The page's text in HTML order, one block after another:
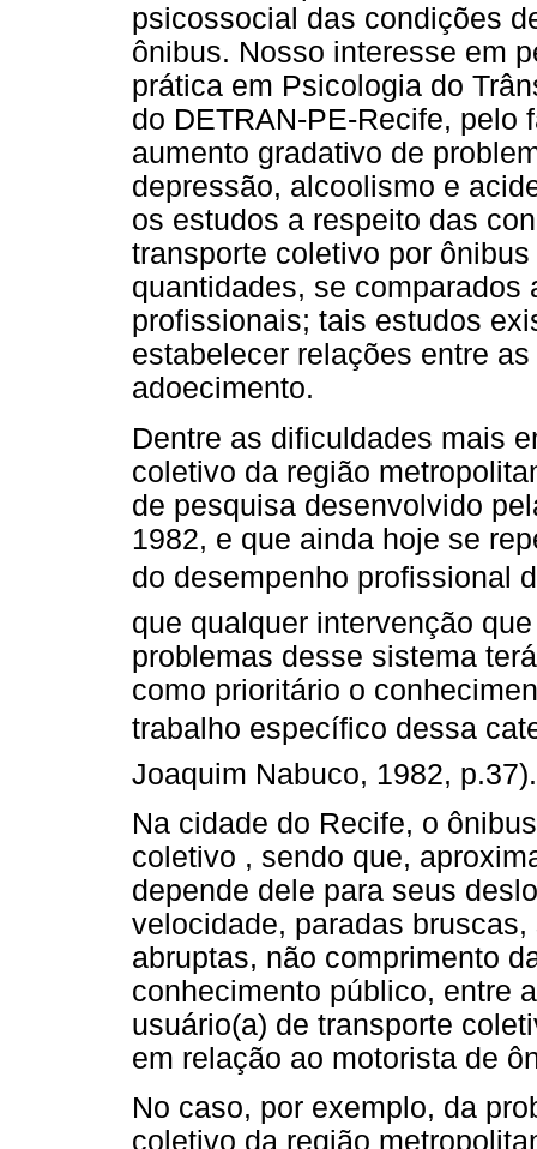
psicossocial das condições
ônibus. Nosso interesse em
prática em Psicologia do
do DETRAN-PE-Recife, pelo
aumento gradativo de
depressão, alcoolismo e
os estudos a respeito das
transporte coletivo por
quantidades, se
profissionais; tais estudos
estabelecer relações entre
adoecimento.
Dentre as dificuldades mais
coletivo da região
de pesquisa desenvolvido
1982, e que ainda hoje se
do desempenho profissional
que qualquer intervenção
problemas desse sistema
como prioritário o
trabalho específico dessa
Joaquim Nabuco, 1982, p.37).
Na cidade do Recife, o
coletivo , sendo que,
depende dele para seus
velocidade, paradas
abruptas, não comprimento
conhecimento público, entre
usuário(a) de transporte
em relação ao motorista de
No caso, por exemplo, da
coletivo da região